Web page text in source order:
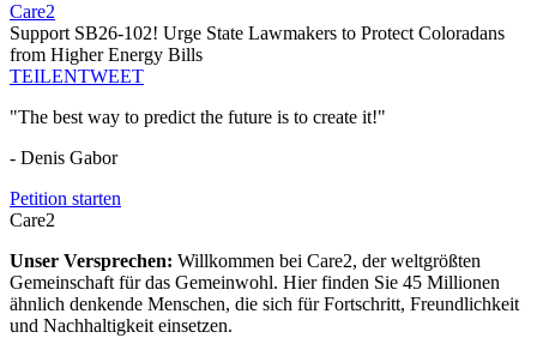
Care2
Support SB26-102! Urge State Lawmakers to Protect Coloradans
from Higher Energy Bills
TEILENTWEET
"The best way to predict the future is to create it!"
- Denis Gabor
Petition starten
Care2
Unser Versprechen: Willkommen bei Care2, der weltgrößten
Gemeinschaft für das Gemeinwohl. Hier finden Sie 45 Millionen
ähnlich denkende Menschen, die sich für Fortschritt, Freundlichkeit
und Nachhaltigkeit einsetzen.